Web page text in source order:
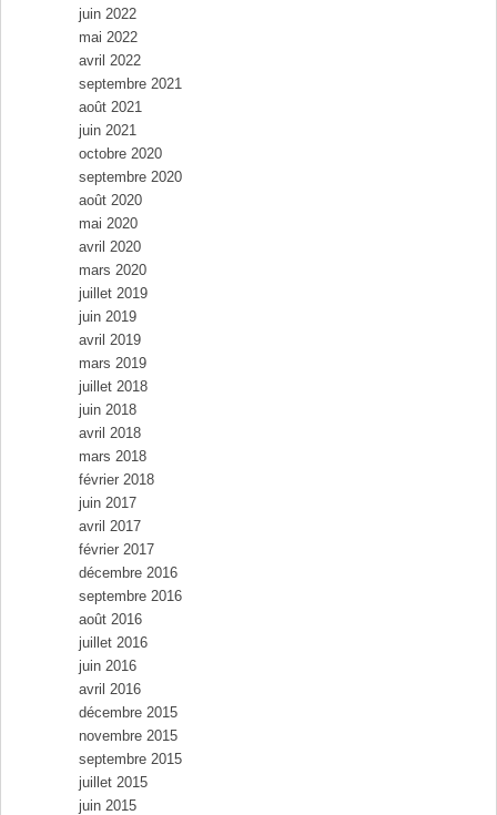
juin 2022
mai 2022
avril 2022
septembre 2021
août 2021
juin 2021
octobre 2020
septembre 2020
août 2020
mai 2020
avril 2020
mars 2020
juillet 2019
juin 2019
avril 2019
mars 2019
juillet 2018
juin 2018
avril 2018
mars 2018
février 2018
juin 2017
avril 2017
février 2017
décembre 2016
septembre 2016
août 2016
juillet 2016
juin 2016
avril 2016
décembre 2015
novembre 2015
septembre 2015
juillet 2015
juin 2015